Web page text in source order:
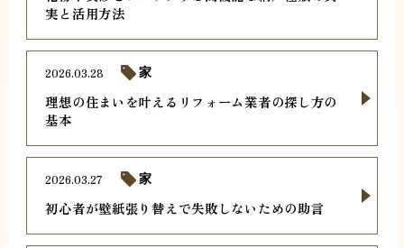
実と活用方法
理想の住まいを叶えるリフォーム業者の探し方の
基本
2026.03.28 家
初心者が壁紙張り替えで失敗しないための助言
2026.03.27 家